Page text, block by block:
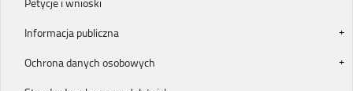
Informacja publiczna
Ochrona danych osobowych